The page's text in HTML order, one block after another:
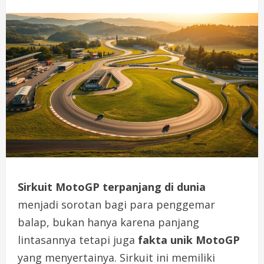
Sirkuit MotoGP terpanjang di dunia
menjadi sorotan bagi para penggemar
balap, bukan hanya karena panjang
lintasannya tetapi juga fakta unik MotoGP
yang menyertainya. Sirkuit ini memiliki